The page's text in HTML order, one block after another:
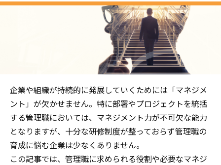
企業や組織が持続的に発展していくためには「マネジメ
ント」が欠かせません。特に部署やプロジェクトを統括
する管理職においては、マネジメント力が不可欠な能力
となりますが、十分な研修制度が整っておらず管理職の
育成に悩む企業は少なくありません。
この記事では、管理職に求められる役割や必要なマネジ